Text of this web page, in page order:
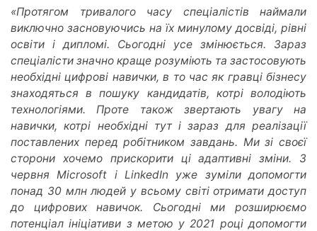
«Протягом тривалого часу спеціалістів наймали
виключно засновуючись на їх минулому досвіді, рівні
освіти і дипломі. Сьогодні усе змінюється. Зараз
спеціалісти значно краще розуміють та застосовують
необхідні цифрові навички, в то час як гравці бізнесу
знаходяться в пошуку кандидатів, котрі володіють
технологіями. Проте також звертають увагу на
навички, котрі необхідні тут і зараз для реалізації
поставлених перед робітником завдань. Ми зі своєї
сторони хочемо прискорити ці адаптивні зміни. З
червня Microsoft і LinkedIn уже зуміли допомогти
понад 30 млн людей у всьому світі отримати доступ
до цифрових навичок. Сьогодні ми розширюємо
потенціал ініціативи з метою у 2021 році допомогти